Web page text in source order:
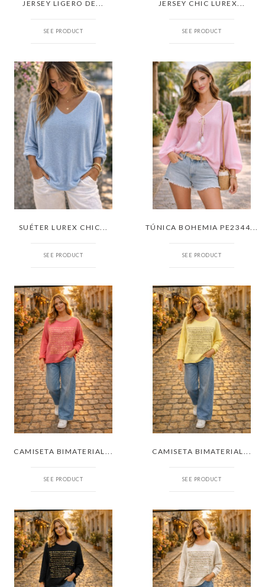
JERSEY LIGERO DE...
SEE PRODUCT
JERSEY CHIC LUREX...
SEE PRODUCT
SUÉTER LUREX CHIC...
SEE PRODUCT
TÚNICA BOHEMIA PE2344...
SEE PRODUCT
CAMISETA BIMATERIAL...
SEE PRODUCT
CAMISETA BIMATERIAL...
SEE PRODUCT